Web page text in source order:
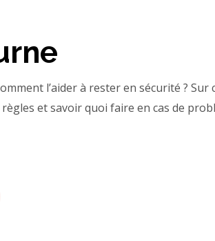
l’aider à rester en sécurité ? Sur
et savoir quoi faire en cas de